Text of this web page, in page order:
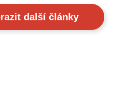
další články